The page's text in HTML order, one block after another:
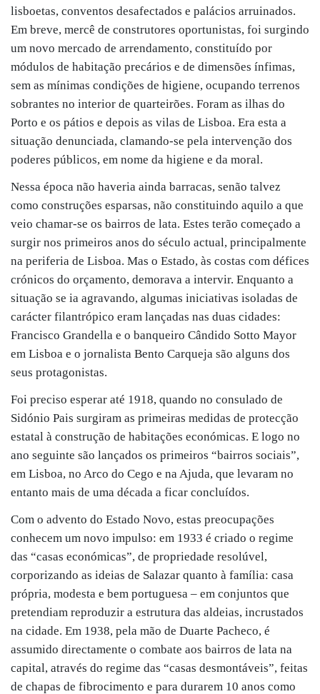
lisboetas, conventos desafectados e palácios arruinados.
Em breve, mercê de construtores oportunistas, foi surgindo
um novo mercado de arrendamento, constituído por
módulos de habitação precários e de dimensões ínfimas,
sem as mínimas condições de higiene, ocupando terrenos
sobrantes no interior de quarteirões. Foram as ilhas do
Porto e os pátios e depois as vilas de Lisboa. Era esta a
situação denunciada, clamando-se pela intervenção dos
poderes públicos, em nome da higiene e da moral.
Nessa época não haveria ainda barracas, senão talvez
como construções esparsas, não constituindo aquilo a que
veio chamar-se os bairros de lata. Estes terão começado a
surgir nos primeiros anos do século actual, principalmente
na periferia de Lisboa. Mas o Estado, às costas com défices
crónicos do orçamento, demorava a intervir. Enquanto a
situação se ia agravando, algumas iniciativas isoladas de
carácter filantrópico eram lançadas nas duas cidades:
Francisco Grandella e o banqueiro Cândido Sotto Mayor
em Lisboa e o jornalista Bento Carqueja são alguns dos
seus protagonistas.
Foi preciso esperar até 1918, quando no consulado de
Sidónio Pais surgiram as primeiras medidas de protecção
estatal à construção de habitações económicas. E logo no
ano seguinte são lançados os primeiros “bairros sociais”,
em Lisboa, no Arco do Cego e na Ajuda, que levaram no
entanto mais de uma década a ficar concluídos.
Com o advento do Estado Novo, estas preocupações
conhecem um novo impulso: em 1933 é criado o regime
das “casas económicas”, de propriedade resolúvel,
corporizando as ideias de Salazar quanto à família: casa
própria, modesta e bem portuguesa – em conjuntos que
pretendiam reproduzir a estrutura das aldeias, incrustados
na cidade. Em 1938, pela mão de Duarte Pacheco, é
assumido directamente o combate aos bairros de lata na
capital, através do regime das “casas desmontáveis”, feitas
de chapas de fibrocimento e para durarem 10 anos como